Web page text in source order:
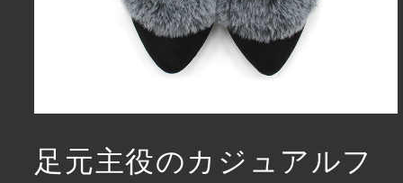
足元主役のカジュアルフ